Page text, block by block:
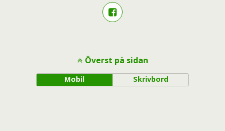
Överst på sidan
Mobil Skrivbord